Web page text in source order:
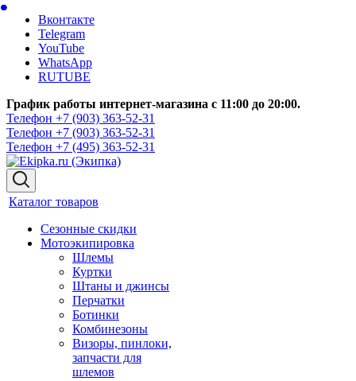
Вконтакте
Telegram
YouTube
WhatsApp
RUTUBE
График работы интернет-магазина с 11:00 до 20:00.
Телефон +7 (903) 363-52-31
Телефон +7 (903) 363-52-31
Телефон +7 (495) 363-52-31
Каталог товаров
Сезонные скидки
Мотоэкипировка
Шлемы
Куртки
Штаны и джинсы
Перчатки
Ботинки
Комбинезоны
Визоры, пинлоки,
запчасти для
шлемов